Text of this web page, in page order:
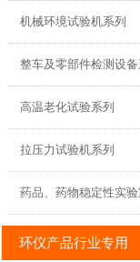
机械环境试验机系列
整车及零部件检测设备
高温老化试验系列
拉压力试验机系列
药品、药物稳定性实验
环仪产品行业专用